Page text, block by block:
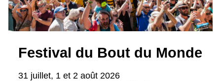
Festival du Bout du Monde
31 juillet, 1 et 2 août 2026